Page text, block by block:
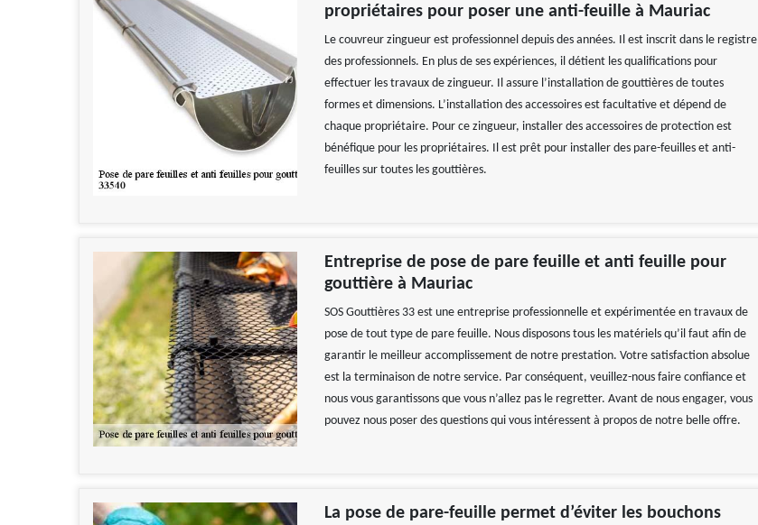
propriétaires pour poser une anti-feuille à Mauriac
Le couvreur zingueur est professionnel depuis des années. Il est inscrit dans le registre
des professionnels. En plus de ses expériences, il détient les qualifications pour
effectuer les travaux de zingueur. Il assure l’installation de gouttières de toutes
formes et dimensions. L’installation des accessoires est facultative et dépend de
chaque propriétaire. Pour ce zingueur, installer des accessoires de protection est
bénéfique pour les propriétaires. Il est prêt pour installer des pare-feuilles et anti-
feuilles sur toutes les gouttières.
Entreprise de pose de pare feuille et anti feuille pour
gouttière à Mauriac
SOS Gouttières 33 est une entreprise professionnelle et expérimentée en travaux de
pose de tout type de pare feuille. Nous disposons tous les matériels qu’il faut afin de
garantir le meilleur accomplissement de notre prestation. Votre satisfaction absolue
est la terminaison de notre service. Par conséquent, veuillez-nous faire confiance et
nous vous garantissons que vous n’allez pas le regretter. Avant de nous engager, vous
pouvez nous poser des questions qui vous intéressent à propos de notre belle offre.
La pose de pare-feuille permet d’éviter les bouchons